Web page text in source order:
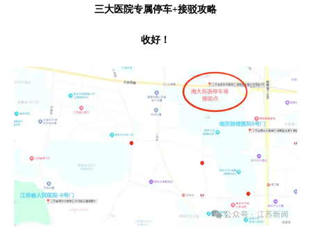
三大医院专属停车+接驳攻略
收好！